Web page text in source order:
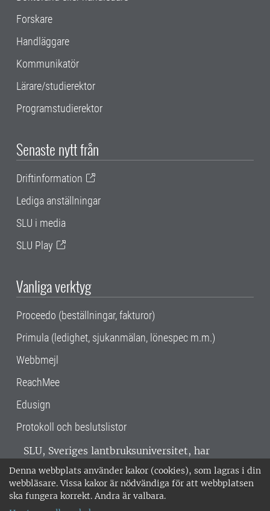
Denna webbplats använder kakor (cookies), som lagras i din
webbläsare. Vissa kakor är nödvändiga för att webbplatsen
ska fungera korrekt. Andra är valbara.
Forskare
Handläggare
Kommunikatör
Lärare/studierektor
Programstudierektor
Senaste nytt från
Driftinformation
Lediga anställningar
SLU i media
SLU Play
Vanliga verktyg
Proceedo (beställningar, fakturor)
Primula (ledighet, sjukanmälan, lönespec m.m.)
Webbmejl
ReachMee
Edusign
Protokoll och beslutslistor
SLU, Sveriges lantbruksuniversitet, har
verksamhet över hela Sverige. Huvudorter är
Alnarp, Uppsala och Umeå.SLU är
miljöcertifierat enligt ISO 14001. •
018-67 10 00 • Org nr: 202100-2817 •